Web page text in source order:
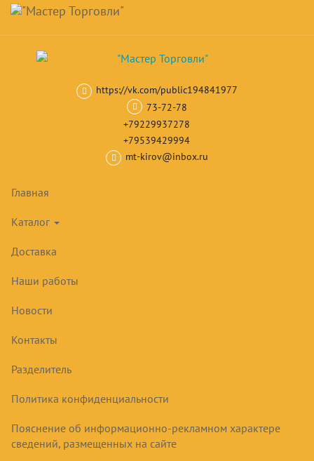
Skip
main
content
Навигация
https://vk.com/public194841977
73-72-78
+79229937278
+79539429994
mt-kirov@inbox.ru
Главная
Каталог
Доставка
Наши работы
Новости
Контакты
Разделитель
Политика конфиденциальности
Пояснение об информационно-рекламном характере
сведений, размещенных на сайте
Корзина товар(ов)
Торговые стеллажи Стеллажи Русь (Кострома)
₽
Купить